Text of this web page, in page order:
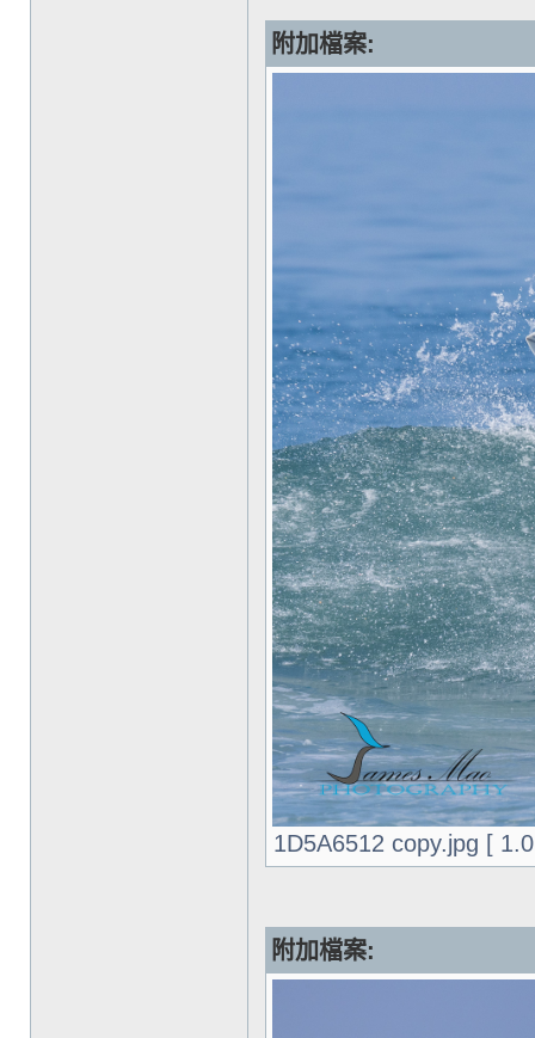
附加檔案:
1D5A6512 copy.jpg [
附加檔案: